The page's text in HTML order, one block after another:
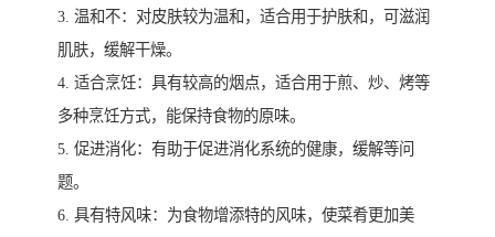
3. 温和不：对皮肤较为温和，适合用于护肤和，可滋润
肌肤，缓解干燥。
4. 适合烹饪：具有较高的烟点，适合用于煎、炒、烤等
多种烹饪方式，能保持食物的原味。
5. 促进消化：有助于促进消化系统的健康，缓解等问
题。
6. 具有特风味：为食物增添特的风味，使菜肴更加美